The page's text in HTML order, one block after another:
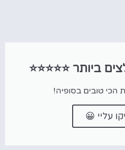
ביותר ⭐⭐⭐⭐⭐
הכי טובים בסופיה!
עליי 😀